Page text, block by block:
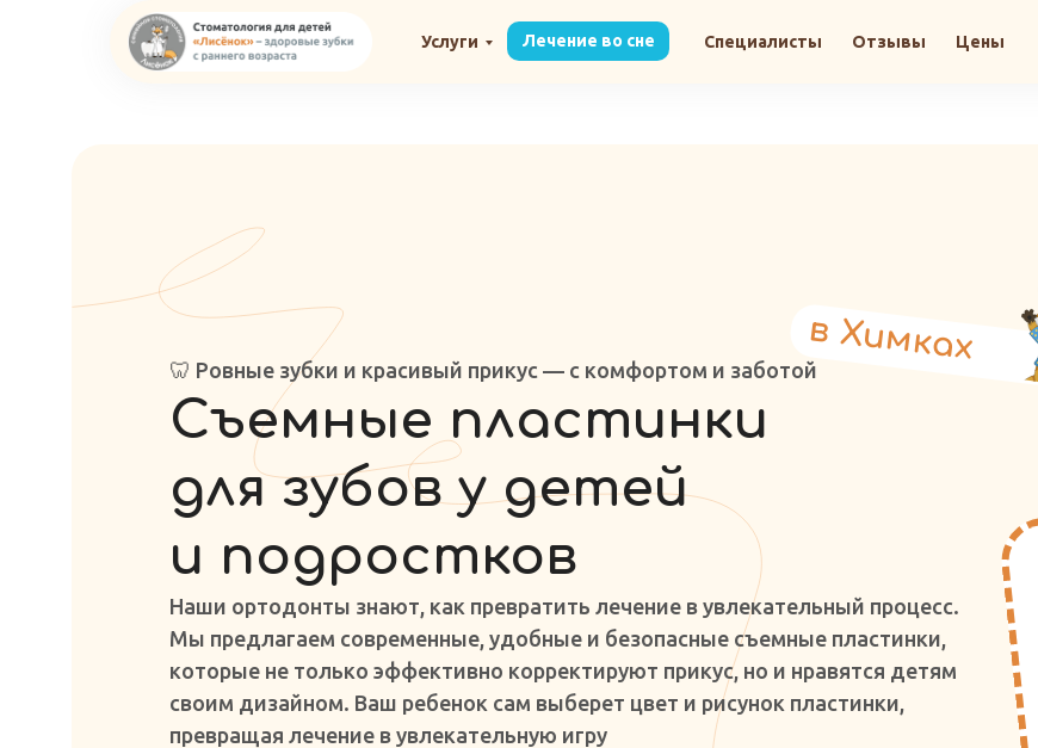
Консультация ортодонта детского стоматолога + снимок ОПТГ=2000
Отзывы Цены
Специалисты
Услуги Лечение во сне
🦷 Ровные зубки и красивый прикус — с комфортом и заботой
Съемные пластинки
для зубов у детей
и подростков
Наши ортодонты знают, как превратить лечение в увлекательный процесс.
Мы предлагаем современные, удобные и безопасные съемные пластинки,
которые не только эффективно корректируют прикус, но и нравятся детям
своим дизайном. Ваш ребенок сам выберет цвет и рисунок пластинки,
превращая лечение в увлекательную игру
в Xимках